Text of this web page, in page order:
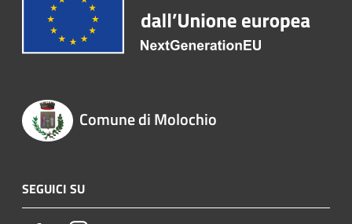
Comune di Molochio
SEGUICI SU